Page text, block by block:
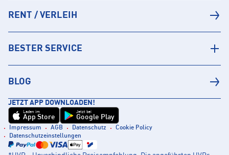
RENT / VERLEIH
BESTER SERVICE
BLOG
JETZT APP DOWNLOADEN!
Laden im
App Store
Jetzt bei
Google Play
Impressum AGB Datenschutz
Cookie Policy
Datenschutzeinstellungen